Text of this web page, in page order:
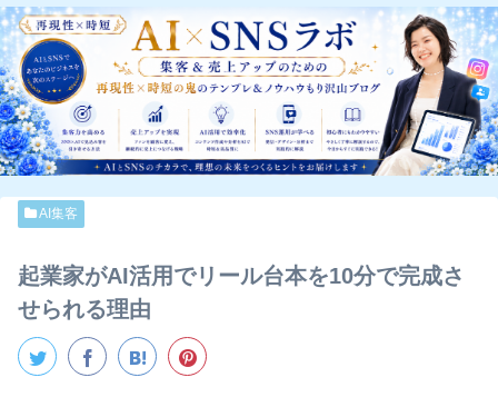
AI集客
起業家がAI活用でリール台本を10分で完成さ
せられる理由